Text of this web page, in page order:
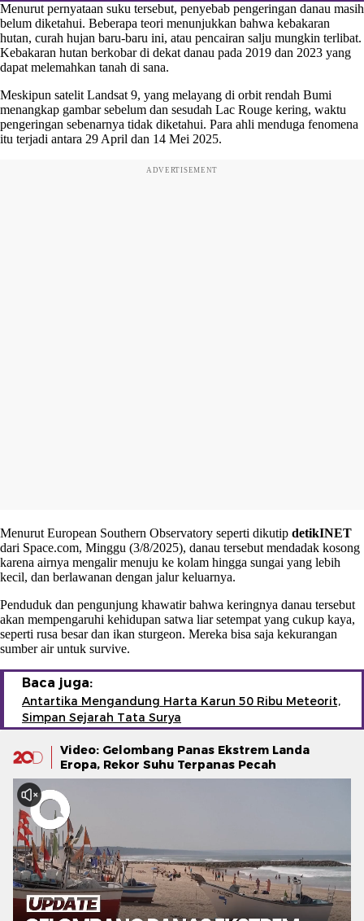
Menurut pernyataan suku tersebut, penyebab pengeringan danau masih
belum diketahui. Beberapa teori menunjukkan bahwa kebakaran
hutan, curah hujan baru-baru ini, atau pencairan salju mungkin terlibat.
Kebakaran hutan berkobar di dekat danau pada 2019 dan 2023 yang
dapat melemahkan tanah di sana.
Meskipun satelit Landsat 9, yang melayang di orbit rendah Bumi
menangkap gambar sebelum dan sesudah Lac Rouge kering, waktu
pengeringan sebenarnya tidak diketahui. Para ahli menduga fenomena
itu terjadi antara 29 April dan 14 Mei 2025.
ADVERTISEMENT
Menurut European Southern Observatory seperti dikutip detikINET
dari Space.com, Minggu (3/8/2025), danau tersebut mendadak kosong
karena airnya mengalir menuju ke kolam hingga sungai yang lebih
kecil, dan berlawanan dengan jalur keluarnya.
Penduduk dan pengunjung khawatir bahwa keringnya danau tersebut
akan mempengaruhi kehidupan satwa liar setempat yang cukup kaya,
seperti rusa besar dan ikan sturgeon. Mereka bisa saja kekurangan
sumber air untuk survive.
Baca juga:
Antartika Mengandung Harta Karun 50 Ribu Meteorit,
Simpan Sejarah Tata Surya
Video: Gelombang Panas Ekstrem Landa
Eropa, Rekor Suhu Terpanas Pecah